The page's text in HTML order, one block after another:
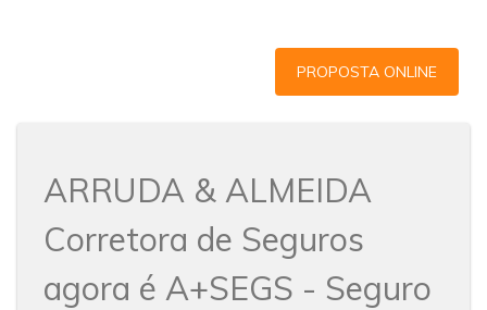
PROPOSTA ONLINE
ARRUDA & ALMEIDA
Corretora de Seguros
agora é A+SEGS - Seguro